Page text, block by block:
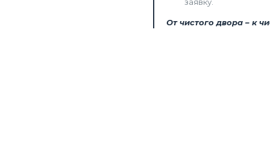
От чистого двора – к